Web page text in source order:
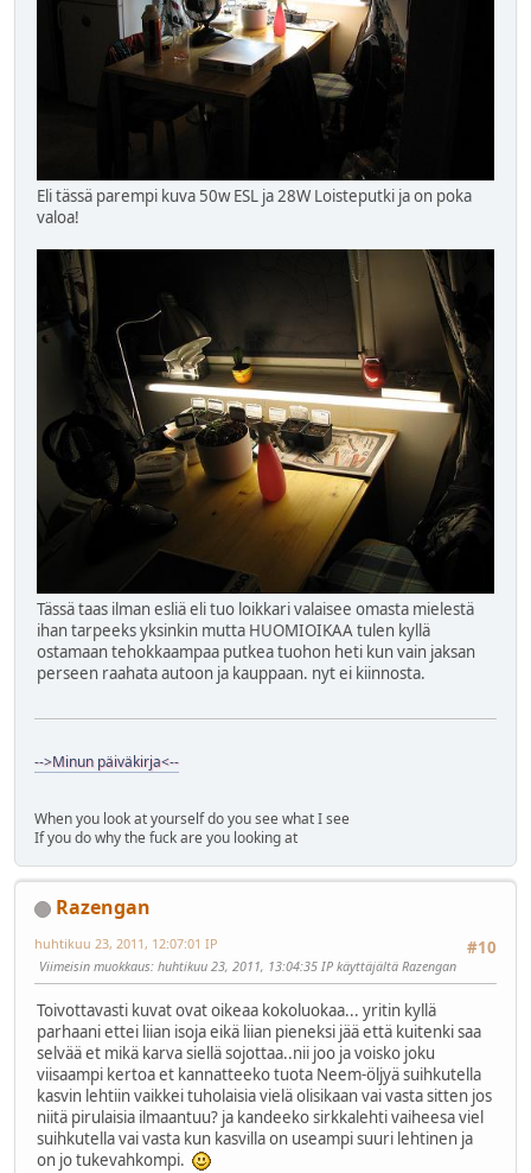
Eli tässä parempi kuva 50w ESL ja 28W Loisteputki ja on poka
valoa!
Tässä taas ilman esliä eli tuo loikkari valaisee omasta mielestä
ihan tarpeeks yksinkin mutta HUOMIOIKAA tulen kyllä
ostamaan tehokkaampaa putkea tuohon heti kun vain jaksan
perseen raahata autoon ja kauppaan. nyt ei kiinnosta.
-->Minun päiväkirja<--
When you look at yourself do you see what I see
If you do why the fuck are you looking at
Razengan
#10
huhtikuu 23, 2011, 12:07:01 IP
Viimeisin muokkaus: huhtikuu 23, 2011, 13:04:35 IP käyttäjältä Razengan
Toivottavasti kuvat ovat oikeaa kokoluokaa... yritin kyllä
parhaani ettei liian isoja eikä liian pieneksi jää että kuitenki saa
selvää et mikä karva siellä sojottaa..nii joo ja voisko joku
viisaampi kertoa et kannatteeko tuota Neem-öljyä suihkutella
kasvin lehtiin vaikkei tuholaisia vielä olisikaan vai vasta sitten jos
niitä pirulaisia ilmaantuu? ja kandeeko sirkkalehti vaiheesa viel
suihkutella vai vasta kun kasvilla on useampi suuri lehtinen ja
on jo tukevahkompi.